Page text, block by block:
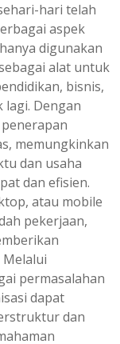
hari telah
aspek
digunakan
alat untuk
bisnis,
lagi. Dengan
memungkinkan
dan usaha
dan efisien.
atau mobile
pekerjaan,
Melalui
permasalahan
dapat
dan